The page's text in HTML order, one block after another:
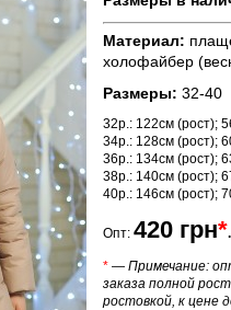
Материал:
холофайбер
Размеры: 32-40
32р.: 122см (рост);
34р.: 128см (рост);
36р.: 134см (рост);
38р.: 140см (рост);
40р.: 146см (рост);
Опт: 420грн*.
*— Примечание:
заказа полной
ростовкой, к цене